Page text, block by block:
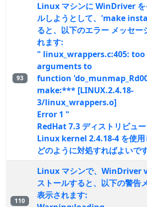
93
Linux マシンに WinDriver を
ルしようとして、'make
ると、以下のエラー メッセー
れます:
" linux_wrappers.c:405:
arguments to
function
make:*** [LINUX.2.4.18-
3/linux_wrappers.o]
Error 1 "
RedHat 7.3 ディストリビュ
Linux kernel 2.4.18-4 を使用
どのように対処すればよいで
110
Linux マシンで、WinDriver
ストールすると、以下の警告
表示されます: